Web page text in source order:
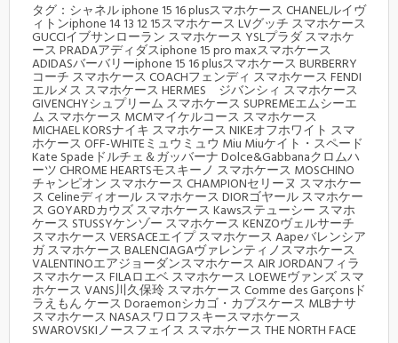
タグ：シャネル iphone 15 16 plusスマホケース CHANELルイヴ
ィトンiphone 14 13 12 15スマホケース LVグッチ スマホケース
GUCCIイブサンローラン スマホケース YSLプラダ スマホケ
ース PRADAアディダスiphone 15 pro maxスマホケース
ADIDASバーバリーiphone 15 16 plusスマホケース BURBERRY
コーチ スマホケース COACHフェンディ スマホケース FENDI
エルメス スマホケース HERMES ジバンシィ スマホケース
GIVENCHYシュプリーム スマホケース SUPREMEエムシーエ
ム スマホケース MCMマイケルコース スマホケース
MICHAEL KORSナイキ スマホケース NIKEオフホワイト スマ
ホケース OFF-WHITEミュウミュウ Miu Miuケイト・スペード
Kate Spadeドルチェ＆ガッバーナ Dolce&Gabbanaクロムハ
ーツ CHROME HEARTSモスキーノ スマホケース MOSCHINO
チャンピオン スマホケース CHAMPIONセリーヌ スマホケー
ス Celineディオール スマホケース DIORゴヤール スマホケー
ス GOYARDカウズ スマホケース Kawsステューシー スマホ
ケース STUSSYケンゾー スマホケース KENZOヴェルサーチ
スマホケース VERSACEエイプ スマホケース Aapeバレンシア
ガ スマホケース BALENCIAGAヴァレンティノスマホケース
VALENTINOエアジョーダンスマホケース AIR JORDANフィラ
スマホケース FILAロエベ スマホケース LOEWEヴァンズ スマ
ホケース VANS川久保玲 スマホケース Comme des Garçonsド
ラえもん ケース Doraemonシカゴ・カブスケース MLBナサ
スマホケース NASAスワロフスキースマホケース
SWAROVSKIノースフェイス スマホケース THE NORTH FACE